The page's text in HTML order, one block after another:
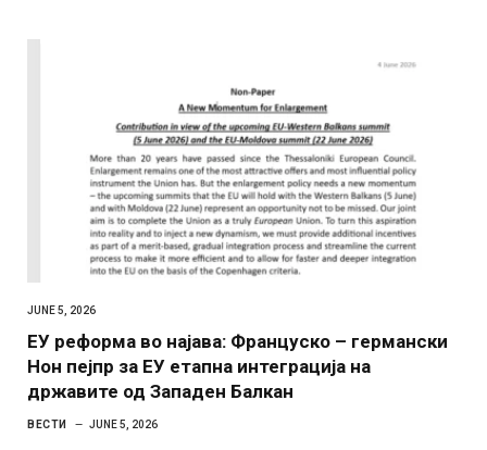
JUNE 5, 2026
ЕУ реформа во најава: Француско – германски
Нон пејпр за ЕУ етапна интеграција на
државите од Западен Балкан
ВЕСТИ JUNE 5, 2026